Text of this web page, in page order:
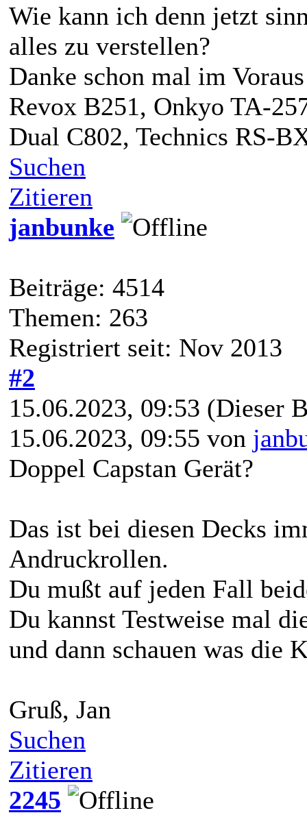
Wie kann ich denn jetzt
alles zu verstellen?
Danke schon mal im Voraus
Revox B251, Onkyo TA-
Dual C802, Technics RS-
Suchen
Zitieren
janbunke
Beiträge: 4514
Themen: 263
Registriert seit: Nov 2013
#2
15.06.2023, 09:53 (Dieser
15.06.2023, 09:55 von
Doppel Capstan Gerät?
Das ist bei diesen Decks
Andruckrollen.
Du mußt auf jeden Fall
Du kannst Testweise mal
und dann schauen was die
Gruß, Jan
Suchen
Zitieren
2245